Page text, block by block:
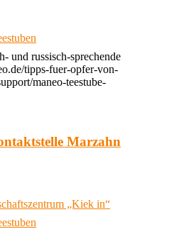
und russisch-sprechende
tipps-fuer-opfer-von-
maneo-teestube-
Marzahn
„Kiek in“